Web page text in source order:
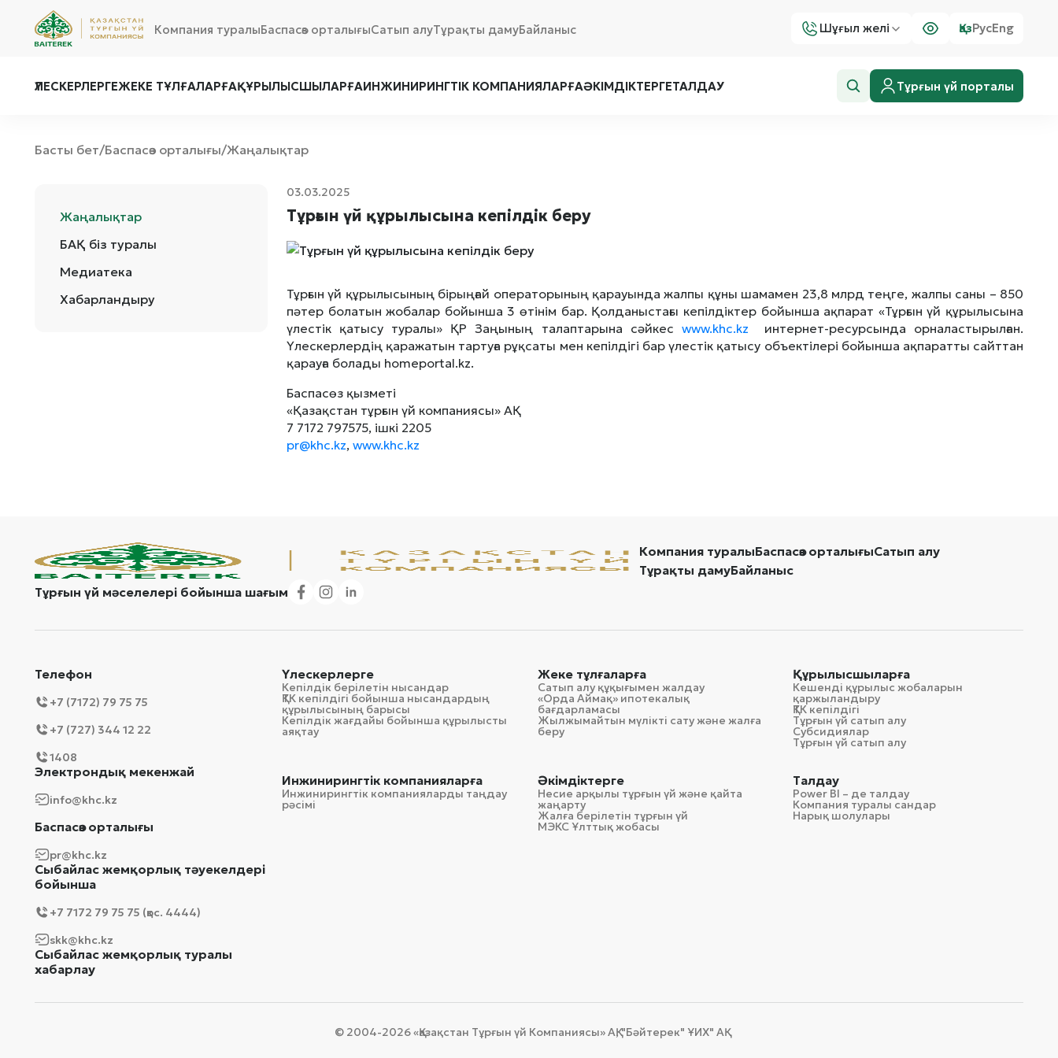
Компания туралыБаспасөз орталығыСатып алуТұрақты дамуБайланыс Шұғыл желі ҚазРусEng
ҮЛЕСКЕРЛЕРГЕЖЕКЕ ТҰЛҒАЛАРҒАҚҰРЫЛЫСШЫЛАРҒАИНЖИНИРИНГТІК КОМПАНИЯЛАРҒАӘКІМДІКТЕРГЕТАЛДАУ Тұрғын үй порталы
Басты бет/Баспасөз орталығы/Жаңалықтар
Жаңалықтар
БАҚ біз туралы
Медиатека
Хабарландыру
03.03.2025
Тұрғын үй құрылысына кепілдік беру
Тұрғын үй құрылысының бірыңғай операторының қарауында жалпы құны шамамен 23,8 млрд теңге, жалпы саны – 850
пәтер болатын жобалар бойынша 3 өтінім бар. Қолданыстағы кепілдіктер бойынша ақпарат «Тұрғын үй құрылысына
үлестік қатысу туралы» ҚР Заңының талаптарына сәйкес www.khc.kz интернет-ресурсында орналастырылған.
Үлескерлердің қаражатын тартуға рұқсаты мен кепілдігі бар үлестік қатысу объектілері бойынша ақпаратты сайттан
қарауға болады homeportal.kz.
Баспасөз қызметі
«Қазақстан тұрғын үй компаниясы» АҚ
7 7172 797575, ішкі 2205
pr@khc.kz, www.khc.kz
Компания туралыБаспасөз орталығыСатып алу
Тұрақты дамуБайланыс
Тұрғын үй мәселелері бойынша шағым
Телефон
+7 (7172) 79 75 75
+7 (727) 344 12 22
1408
Электрондық мекенжай
info@khc.kz
Баспасөз орталығы
pr@khc.kz
Сыбайлас жемқорлық тәуекелдері
бойынша
+7 7172 79 75 75 (қос. 4444)
skk@khc.kz
Сыбайлас жемқорлық туралы
хабарлау
Үлескерлерге
Кепілдік берілетін нысандар
ҚТК кепілдігі бойынша нысандардың
құрылысының барысы
Кепілдік жағдайы бойынша құрылысты
аяқтау
Жеке тұлғаларға
Сатып алу құқығымен жалдау
«Орда Аймақ» ипотекалық
бағдарламасы
Жылжымайтын мүлікті сату және жалға
беру
Құрылысшыларға
Кешенді құрылыс жобаларын
қаржыландыру
ҚТК кепілдігі
Тұрғын үй сатып алу
Субсидиялар
Тұрғын үй сатып алу
Инжинирингтік компанияларға
Инжинирингтік компанияларды таңдау
рәсімі
Әкімдіктерге
Несие арқылы тұрғын үй және қайта
жаңарту
Жалға берілетін тұрғын үй
МЭКС Ұлттық жобасы
Талдау
Power BI – де талдау
Компания туралы сандар
Нарық шолулары
© 2004-2026 «Қазақстан Тұрғын үй Компаниясы» АҚ, "Бәйтерек" ҰИХ" АҚ​